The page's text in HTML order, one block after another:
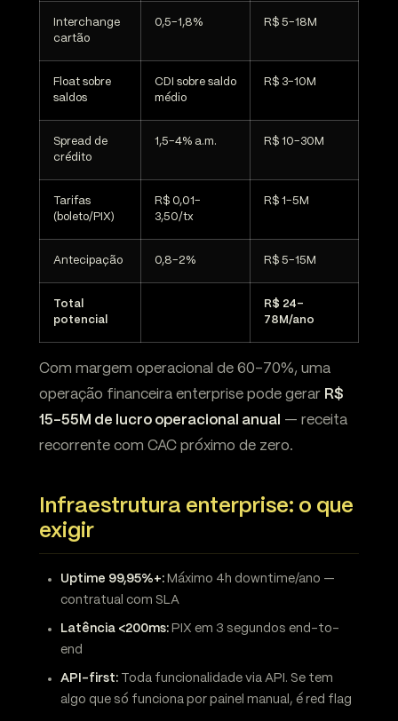
Interchange
cartão
0,5-1,8% R$ 5-18M
Float sobre
saldos
CDI sobre saldo
médio
R$ 3-10M
Spread de
crédito
1,5-4% a.m. R$ 10-30M
Tarifas
(boleto/PIX)
R$ 0,01-
3,50/tx
R$ 1-5M
Antecipação 0,8-2% R$ 5-15M
Total
potencial
R$ 24-
78M/ano
Com margem operacional de 60-70%, uma
operação financeira enterprise pode gerar R$
15-55M de lucro operacional anual — receita
recorrente com CAC próximo de zero.
Infraestrutura enterprise: o que
exigir
Uptime 99,95%+: Máximo 4h downtime/ano —
contratual com SLA
Latência <200ms: PIX em 3 segundos end-to-
end
API-first: Toda funcionalidade via API. Se tem
algo que só funciona por painel manual, é red flag